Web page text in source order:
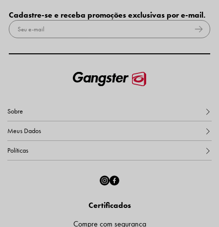
Cadastre-se e receba promoções exclusivas por e-mail.
Certificados
Compre com segurança
Sobre
Meus Dados
Políticas